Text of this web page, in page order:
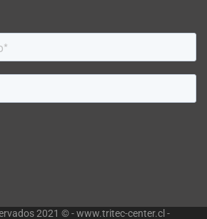
2021 © - www.tritec-center.cl -